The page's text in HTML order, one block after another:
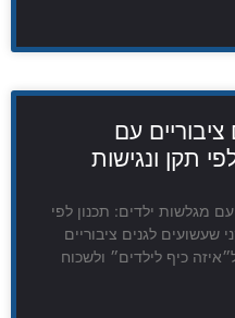
עם
תקן ונגישות
מגלשות ילדים: תכנון לפי
שעשועים לגנים ציבוריים
כיף לילדים״ ולשכוח